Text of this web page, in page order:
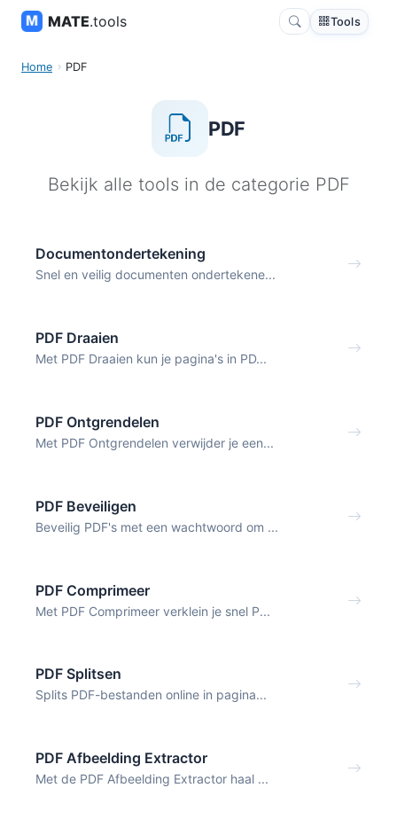
MATE.tools Tools
Home PDF
PDF
Bekijk alle tools in de categorie PDF
Documentondertekening
Snel en veilig documenten ondertekene...
PDF Draaien
Met PDF Draaien kun je pagina's in PD...
PDF Ontgrendelen
Met PDF Ontgrendelen verwijder je een...
PDF Beveiligen
Beveilig PDF's met een wachtwoord om ...
PDF Comprimeer
Met PDF Comprimeer verklein je snel P...
PDF Splitsen
Splits PDF-bestanden online in pagina...
PDF Afbeelding Extractor
Met de PDF Afbeelding Extractor haal ...